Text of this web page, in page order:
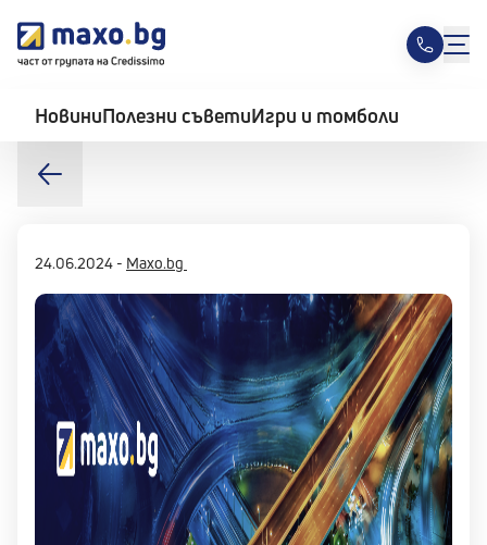
НовиниПолезни съветиИгри и томболи
24.06.2024 - Maxo.bg